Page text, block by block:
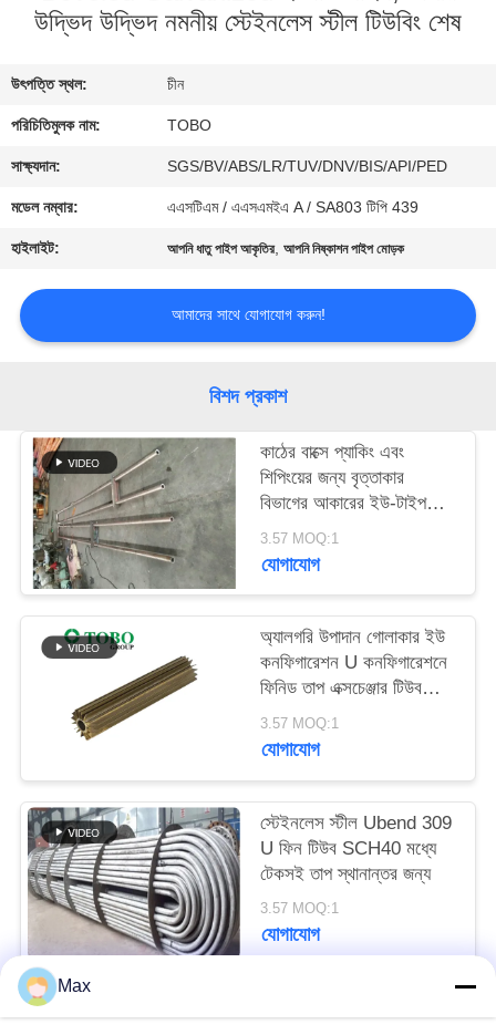
মান
যোগাযোগ
করুন
খবর
মামলা
PRIVACY
POLICY
উদ্ভিদ উদ্ভিদ নমনীয় স্টেইনলেস স্টীল টিউবিং শেষ
উৎপত্তি স্থল: চীন
পরিচিতিমুলক নাম: TOBO
সাক্ষ্যদান: SGS/BV/ABS/LR/TUV/DNV/BIS/API/PED
মডেল নম্বার: এএসটিএম / এএসএমইএ A / SA803 টিপি 439
হাইলাইট: আপনি ধাতু পাইপ আকৃতির,আপনি নিষ্কাশন পাইপ মোড়ক
আমাদের সাথে যোগাযোগ করুন!
বিশদ প্রকাশ
কাঠের বাক্সে প্যাকিং এবং
শিপিংয়ের জন্য বৃত্তাকার
বিভাগের আকারের ইউ-টাইপ
ফিনিড পাইপ
3.57 MOQ:1
যোগাযোগ
অ্যালগরি উপাদান গোলাকার ইউ
কনফিগারেশন U কনফিগারেশনে
ফিনিড তাপ এক্সচেঞ্জার টিউব
পারফরম্যান্সের জন্য আকৃতি
3.57 MOQ:1
যোগাযোগ
স্টেইনলেস স্টীল Ubend 309
U ফিন টিউব SCH40 মধ্যে
টেকসই তাপ স্থানান্তর জন্য
3.57 MOQ:1
যোগাযোগ
Max